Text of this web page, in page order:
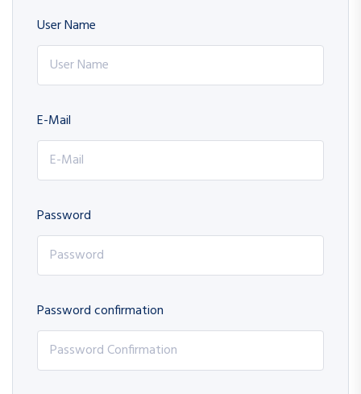
User Name
E-Mail
Password
Password confirmation